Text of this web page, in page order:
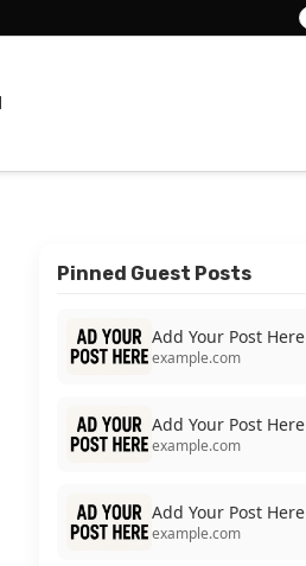
Pinned Guest Posts
Add Your Post Here
example.com
Add Your Post Here
example.com
Add Your Post Here
example.com